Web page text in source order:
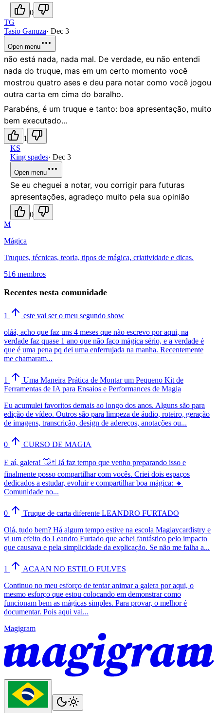
0
TG
Tasio Ganuza· Dec 3
Open menu
não está nada, nada mal. De verdade, eu não entendi
nada do truque, mas em um certo momento você
mostrou quatro ases e deu para notar como você jogou
outra carta em cima do baralho.
Parabéns, é um truque e tanto: boa apresentação, muito
bem executado...
1
KS
King spades· Dec 3
Open menu
Se eu cheguei a notar, vou corrigir para futuras
apresentações, agradeço muito pela sua opinião
0
M
Mágica
Truques, técnicas, teoria, tipos de mágica, criatividade e dicas.
516 membros
Recentes nesta comunidade
1
este vai ser o meu segundo show
oláá, acho que faz uns 4 meses que não escrevo por aqui, na
verdade faz quase 1 ano que não faço mágica sério, e a verdade é
que é uma pena pq dei uma enferrujada na manha. Recentemente
me chamaram...
1
Uma Maneira Prática de Montar um Pequeno Kit de
Ferramentas de IA para Ensaios e Performances de Magia
Eu acumulei favoritos demais ao longo dos anos. Alguns são para
edição de vídeo. Outros são para limpeza de áudio, roteiro, geração
de imagens, transcrição, design de adereços, anotações ou...
0 CURSO DE MAGIA
E aí, galera! 👋🃏 Já faz tempo que venho preparando isso e
finalmente posso compartilhar com vocês. Criei dois espaços
dedicados a estudar, evoluir e compartilhar boa mágica: 🔹
Comunidade no...
0
Truque de carta diferente LEANDRO FURTADO
Olá, tudo bem? Há algum tempo estive na escola Magiaycardistry e
vi um efeito do Leandro Furtado que achei fantástico pelo impacto
que causava e pela simplicidade da explicação. Se não me falha a...
1
ACAAN NO ESTILO FULVES
Continuo no meu esforço de tentar animar a galera por aqui, o
mesmo esforço que estou colocando em demonstrar como
funcionam bem as mágicas simples. Para provar, o melhor é
documentar. Pois aqui vai...
Magigram